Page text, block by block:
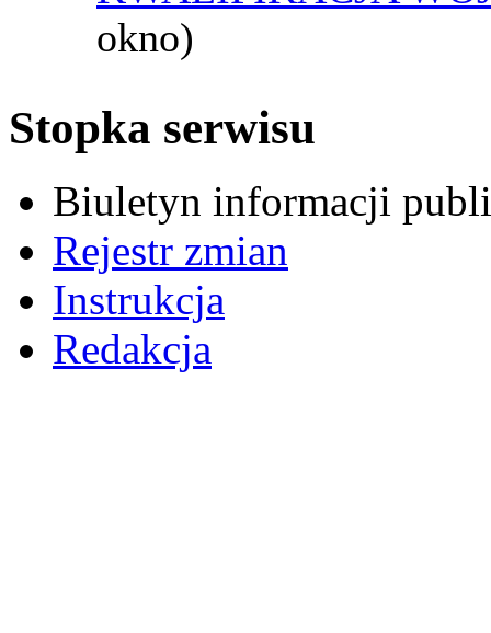
okno)
Stopka serwisu
Biuletyn informacji
Rejestr zmian
Instrukcja
Redakcja